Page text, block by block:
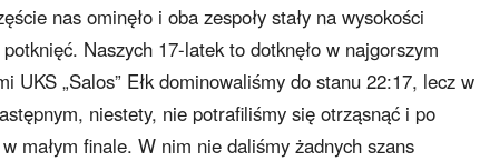
nas ominęło i oba zespoły stały na wysokości
Naszych 17-latek to dotknęło w najgorszym
UKS „Salos” Ełk dominowaliśmy do stanu 22:17, lecz w
niestety, nie potrafiliśmy się otrząsnąć i po
małym finale. W nim nie daliśmy żadnych szans